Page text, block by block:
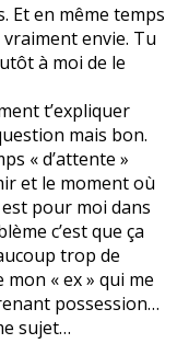
Et en même temps
envie. Tu
à moi de le
t’expliquer
mais bon.
« d’attente »
et le moment où
pour moi dans
c’est que ça
trop de
« ex » qui me
possession…
sujet…